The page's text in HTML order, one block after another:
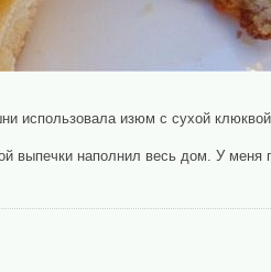
использовала изюм с сухой
выпечки наполнил весь дом. У меня